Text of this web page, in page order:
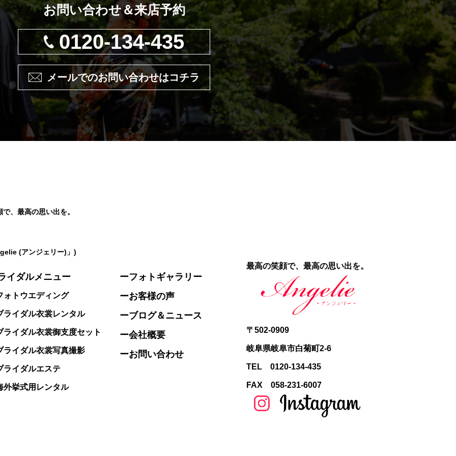
お問い合わせ＆来店予約
0120-134-435
メールでのお問い合わせはコチラ
、最高の思い出を。
(アンジェリー)」)
イダルメニュー
トウエディング
イダル衣裳レンタル
イダル衣裳御支度セット
イダル衣裳写真撮影
イダルエステ
挙式用レンタル
ーフォトギャラリー
ーお客様の声
ーブログ＆ニュース
ー会社概要
ーお問い合わせ
最高の笑顔で、最高の思い出を。
〒502-0909
岐阜県岐阜市白菊町2-6
TEL 0120-134-435
FAX 058-231-6007